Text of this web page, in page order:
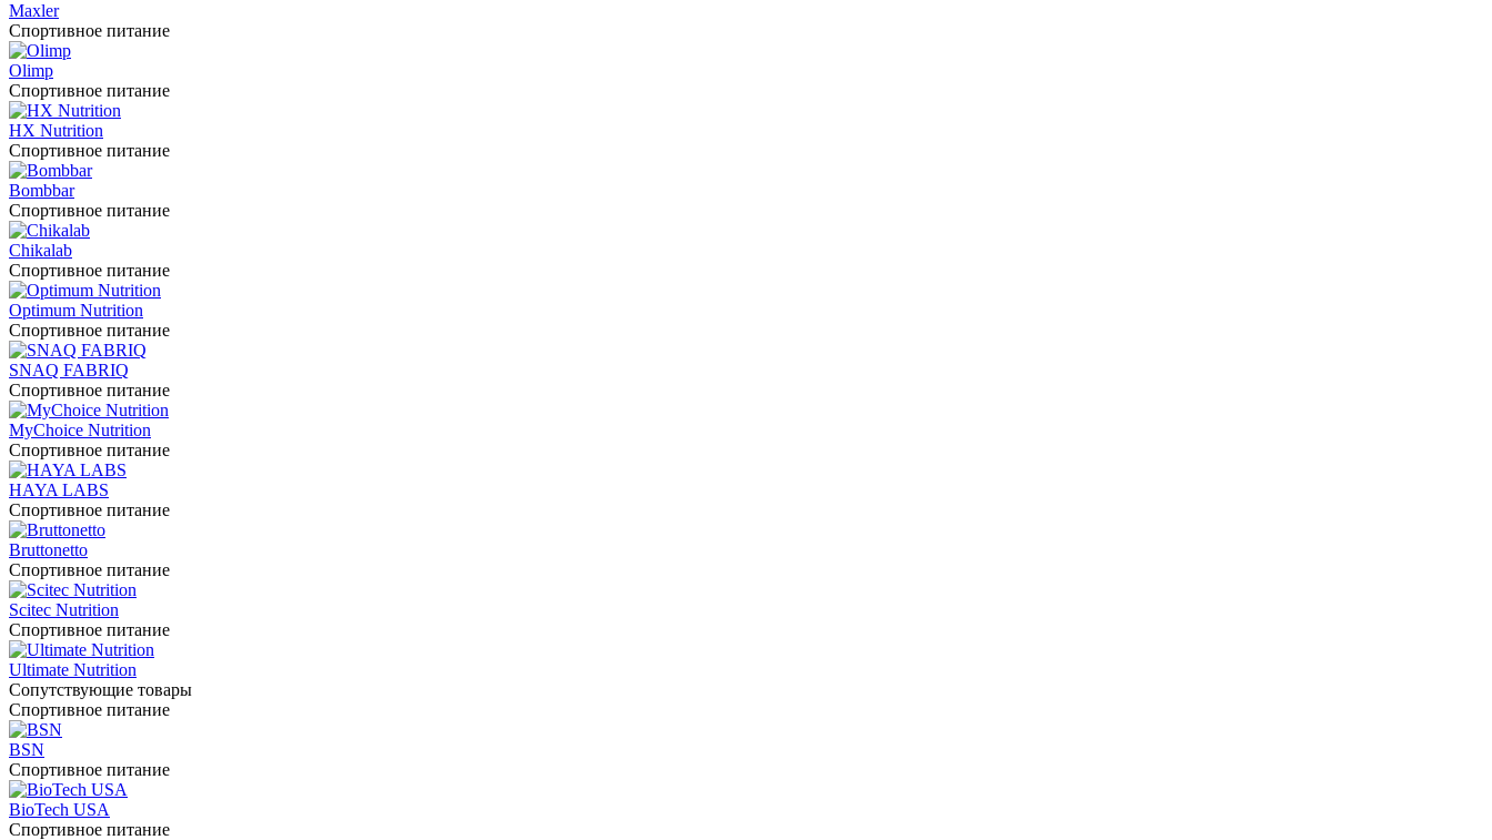
Maxler
Спортивное питание
Olimp
Спортивное питание
HX Nutrition
Спортивное питание
Bombbar
Спортивное питание
Chikalab
Спортивное питание
Optimum Nutrition
Спортивное питание
SNAQ FABRIQ
Спортивное питание
MyChoice Nutrition
Спортивное питание
HAYA LABS
Спортивное питание
Bruttonetto
Спортивное питание
Scitec Nutrition
Спортивное питание
Ultimate Nutrition
Сопутствующие товары
Спортивное питание
BSN
Спортивное питание
BioTech USA
Спортивное питание